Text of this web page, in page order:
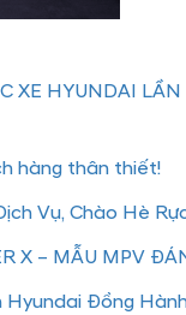
XE HYUNDAI
hàng thân thiết!
Vụ, Chào Hè
X – MẪU MPV
Hyundai Đồng